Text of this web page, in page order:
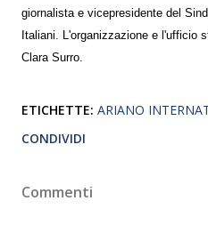
giornalista e vicepresidente del
Italiani. L'organizzazione e l'ufficio
Clara Surro.
ETICHETTE: ARIANO
CONDIVIDI
Commenti